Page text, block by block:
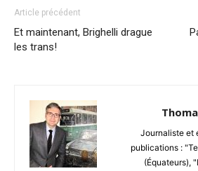
Article précédent
Et maintenant, Brighelli drague
les trans!
Journaliste et
publications :
(Équateurs),